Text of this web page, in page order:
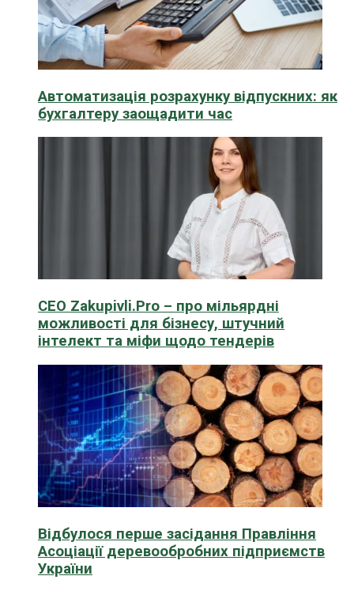
Автоматизація розрахунку відпускних: як
бухгалтеру заощадити час
CEO Zakupivli.Pro – про мільярдні
можливості для бізнесу, штучний
інтелект та міфи щодо тендерів
Відбулося перше засідання Правління
Асоціації деревообробних підприємств
України